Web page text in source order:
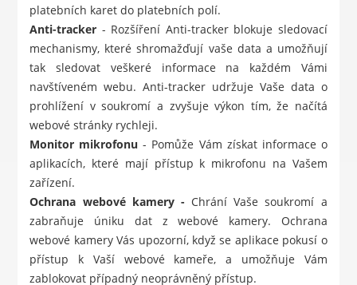
platebních karet do platebních polí.
Anti-tracker - Rozšíření Anti-tracker blokuje sledovací
mechanismy, které shromažďují vaše data a umožňují
tak sledovat veškeré informace na každém Vámi
navštíveném webu. Anti-tracker udržuje Vaše data o
prohlížení v soukromí a zvyšuje výkon tím, že načítá
webové stránky rychleji.
Monitor mikrofonu - Pomůže Vám získat informace o
aplikacích, které mají přístup k mikrofonu na Vašem
zařízení.
Ochrana webové kamery - Chrání Vaše soukromí a
zabraňuje úniku dat z webové kamery. Ochrana
webové kamery Vás upozorní, když se aplikace pokusí o
přístup k Vaší webové kameře, a umožňuje Vám
zablokovat případný neoprávněný přístup.